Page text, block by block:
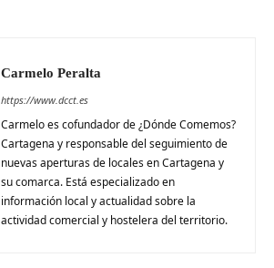
Carmelo Peralta
https://www.dcct.es
Carmelo es cofundador de ¿Dónde Comemos?
Cartagena y responsable del seguimiento de
nuevas aperturas de locales en Cartagena y
su comarca. Está especializado en
información local y actualidad sobre la
actividad comercial y hostelera del territorio.